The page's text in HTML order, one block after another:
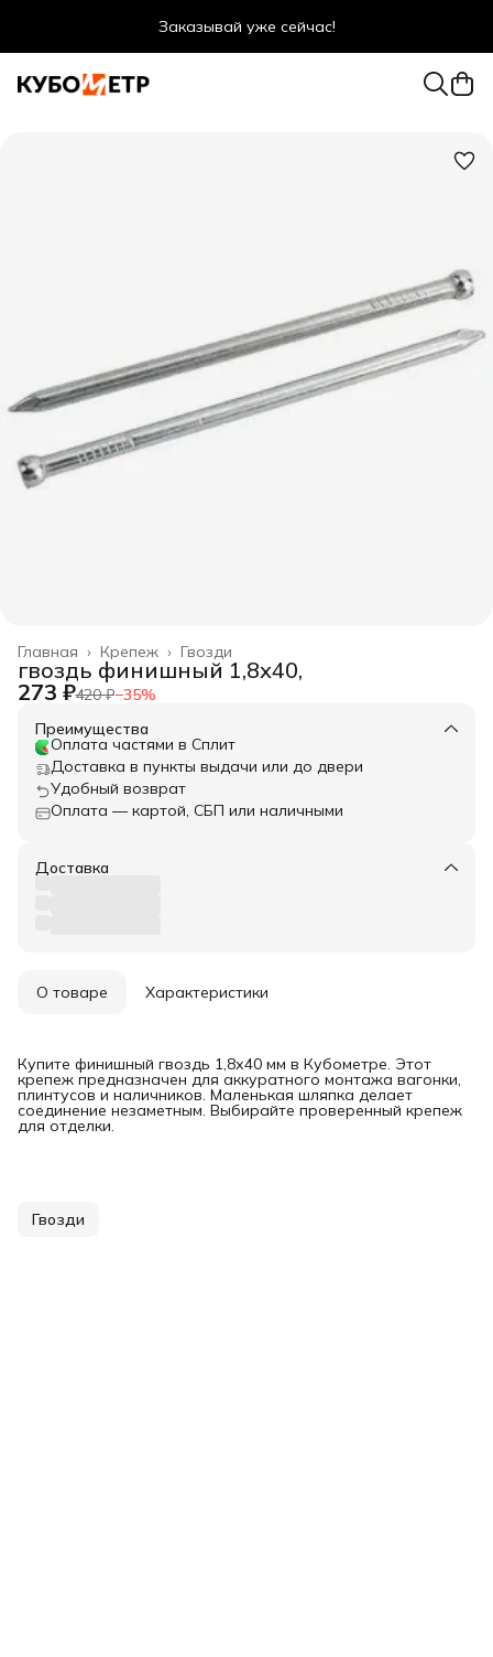
Заказывай уже сейчас!
Оптовые цены даже для физ. лиц
Гвозди
Крепеж ›
Главная ›
гвоздь финишный 1,8х40,
273 ₽420 ₽−35%
Преимущества
Оплата частями в Сплит
Доставка в пункты выдачи или до двери
Удобный возврат
Оплата — картой, СБП или наличными
Доставка
О товаре Характеристики
Купите финишный гвоздь 1,8х40 мм в Кубометре. Этот
крепеж предназначен для аккуратного монтажа вагонки,
плинтусов и наличников. Маленькая шляпка делает
соединение незаметным. Выбирайте проверенный крепеж
для отделки.
Гвозди